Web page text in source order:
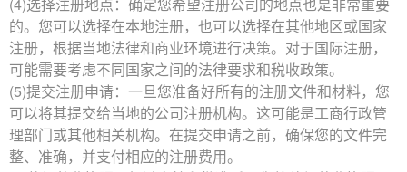
(4)选择注册地点：确定您希望注册公司的地点也是非常重要
的。您可以选择在本地注册，也可以选择在其他地区或国家
注册，根据当地法律和商业环境进行决策。对于国际注册，
可能需要考虑不同国家之间的法律要求和税收政策。
(5)提交注册申请：一旦您准备好所有的注册文件和材料，您
可以将其提交给当地的公司注册机构。这可能是工商行政管
理部门或其他相关机构。在提交申请之前，确保您的文件完
整、准确，并支付相应的注册费用。